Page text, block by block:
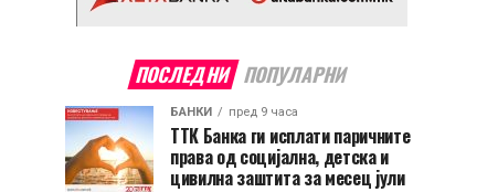
ПОСЛЕДНИ ПОПУЛАРНИ
БАНКИ пред 9 часа
ТТК Банка ги исплати паричните
права од социјална, детска и
цивилна заштита за месец јули